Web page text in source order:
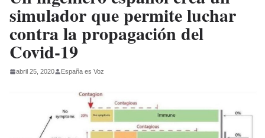
simulador que permite luchar
contra la propagación del
Covid-19
abril 25, 2020 España es Voz